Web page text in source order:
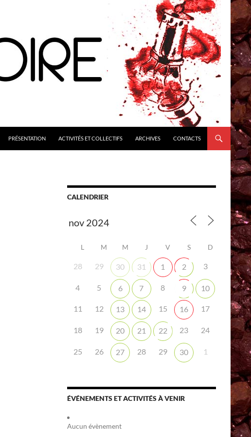
PRÉSENTATION ACTIVITÉS ET COLLECTIFS ARCHIVES CONTACTS
Office 365
CALENDRIER
L M M J V S D
28 29 30 31 1 2 3
4 5 6 7 8 9 10
11 12 13 14 15 16 17
18 19 20 21 22 23 24
25 26 27 28 29 30 1
ÉVÉNEMENTS ET ACTIVITÉS À VENIR
Aucun évènement